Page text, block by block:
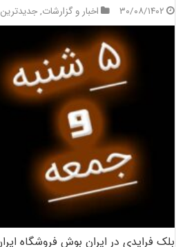
۳۰/۰۸/۱۴۰۲ اخبار و گزارشات,جدیدترین